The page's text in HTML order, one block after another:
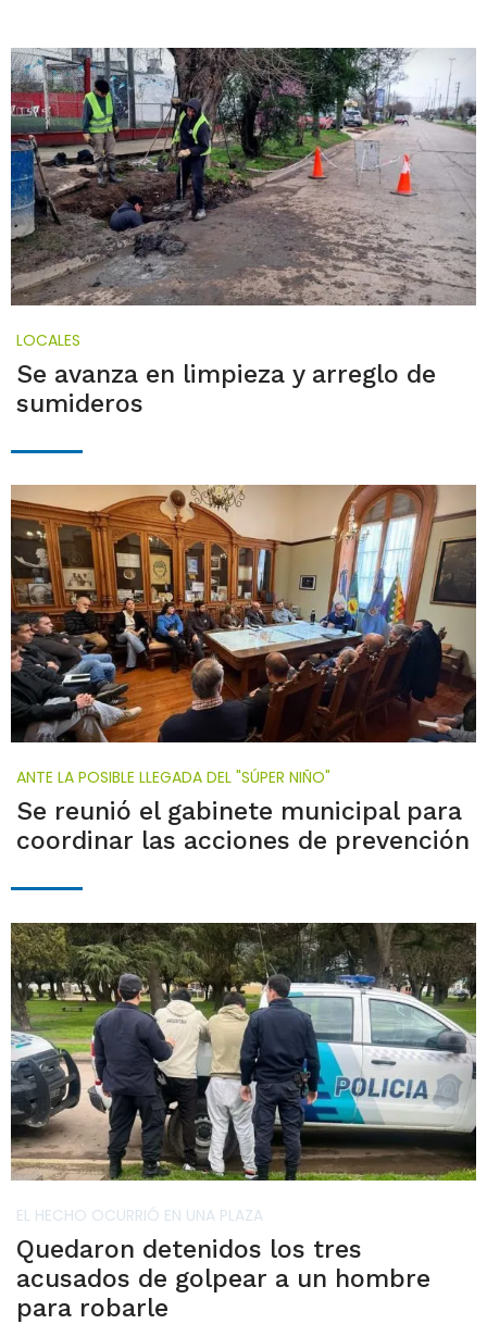
LOCALES
Se avanza en limpieza y arreglo de
sumideros
ANTE LA POSIBLE LLEGADA DEL "SÚPER NIÑO"
Se reunió el gabinete municipal para
coordinar las acciones de prevención
EL HECHO OCURRIÓ EN UNA PLAZA
Quedaron detenidos los tres
acusados de golpear a un hombre
para robarle